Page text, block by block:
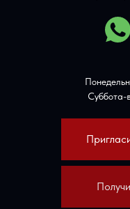
Суббота-